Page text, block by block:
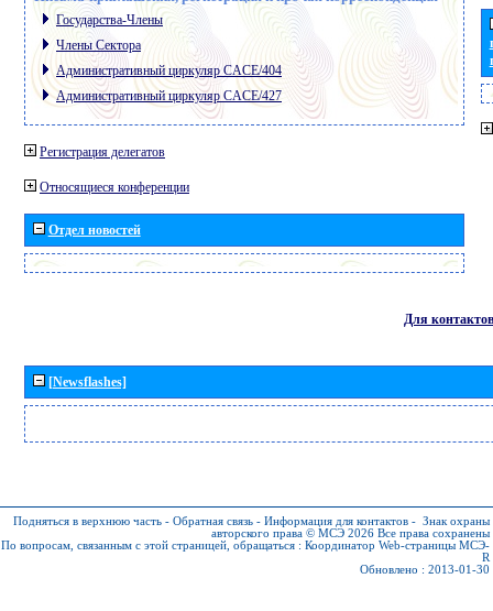
Государства-Члены
Члены Сектора
Административный циркуляр CACE/404
Административный циркуляр CACE/427
Регистрация делегатов
Относящиеся конференции
Отдел новостей
Для контактов
[Newsflashes]
Подняться в верхнюю часть - Обратная связь - Информация для контактов - Знак охраны
авторского права © МСЭ 2026 Все права сохранены
По вопросам, связанным с этой страницей, обращаться : Координатор Web-страницы МСЭ-
R
Обновлено : 2013-01-30